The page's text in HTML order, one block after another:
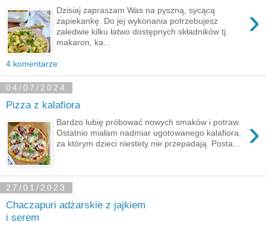
›
Dzisiaj zapraszam Was na pyszną, sycącą
zapiekankę. Do jej wykonania potrzebujesz
zaledwie kilku łatwo dostępnych składników tj.
makaron, ka...
4 komentarze:
04/07/2024
Pizza z kalafiora
›
Bardzo lubię próbować nowych smaków i potraw.
Ostatnio miałam nadmiar ugotowanego kalafiora,
za którym dzieci niestety nie przepadają. Posta...
27/01/2023
Chaczapuri adżarskie z jajkiem
i serem